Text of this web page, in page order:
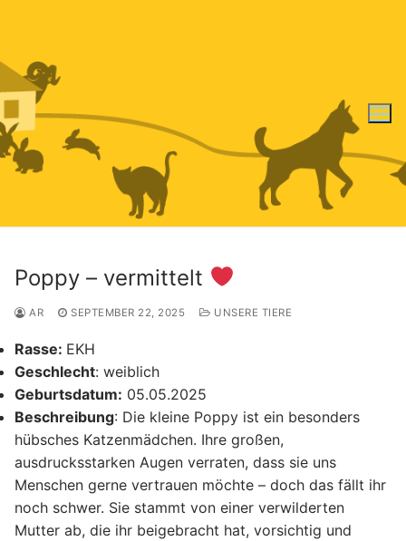
Poppy – vermittelt
AR SEPTEMBER 22, 2025 UNSERE TIERE
Rasse: EKH
Geschlecht: weiblich
Geburtsdatum: 05.05.2025
Beschreibung: Die kleine Poppy ist ein besonders
hübsches Katzenmädchen. Ihre großen,
ausdrucksstarken Augen verraten, dass sie uns
Menschen gerne vertrauen möchte – doch das fällt ihr
noch schwer. Sie stammt von einer verwilderten
Mutter ab, die ihr beigebracht hat, vorsichtig und